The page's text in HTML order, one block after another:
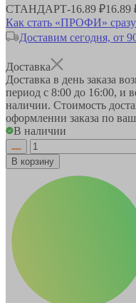
СТАНДАРТ-16.89 ₽16.89
Как стать «ПРОФИ»
Доставим сегодня, от
Доставка
Доставка в день заказа
период с 8:00 до 16:00, и
наличии. Стоимость
оформлении заказа по
В наличии
В корзину